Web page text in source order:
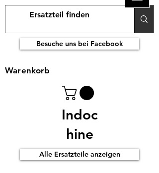
Alle Ersatzteile anzeigen
Indoc
hine
Warenkorb
Besuche uns bei Facebook